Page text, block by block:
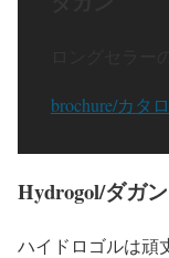
brochure/カタ
Hydrogol/ダガン
ハイドロゴルは頑